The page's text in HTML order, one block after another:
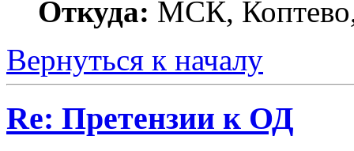
Откуда: МСК,
Вернуться к началу
Re: Претензии к ОД